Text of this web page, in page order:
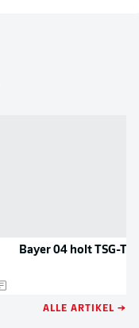
Bayer 04 holt TSG-
ALLE ARTIKEL →